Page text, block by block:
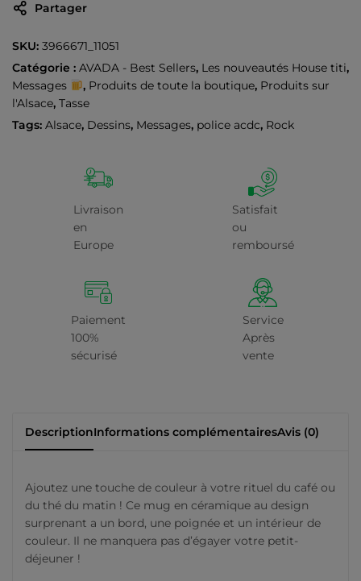
Partager
SKU: 3966671_11051
Catégorie : AVADA - Best Sellers, Les nouveautés House titi,
Messages
, Produits de toute la boutique, Produits sur
l'Alsace, Tasse
Tags: Alsace, Dessins, Messages, police acdc, Rock
Livraison
en
Europe
Satisfait
ou
remboursé
Paiement
100%
sécurisé
Service
Après
vente
DescriptionInformations complémentairesAvis (0)
Ajoutez une touche de couleur à votre rituel du café ou
du thé du matin ! Ce mug en céramique au design
surprenant a un bord, une poignée et un intérieur de
couleur. Il ne manquera pas d’égayer votre petit-
déjeuner !